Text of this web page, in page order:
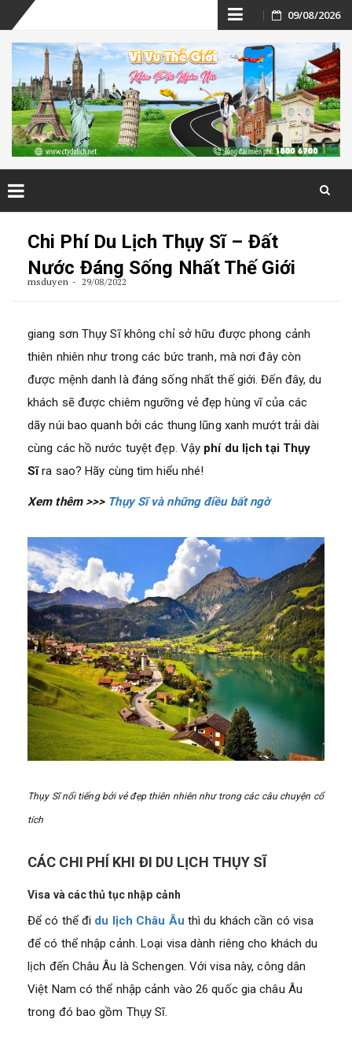
Skip
to
content
09/08/2026
Chi Phí Du Lịch Thụy Sĩ – Đất
Nước Đáng Sống Nhất Thế Giới
msduyen 29/08/2022
giang sơn Thụy Sĩ không chỉ sở hữu được phong cảnh
thiên nhiên như trong các bức tranh, mà nơi đây còn
được mệnh danh là đáng sống nhất thế giới. Đến đây, du
khách sẽ được chiêm ngưỡng vẻ đẹp hùng vĩ của các
dãy núi bao quanh bởi các thung lũng xanh mướt trải dài
cùng các hồ nước tuyệt đẹp. Vậy phí du lịch tại Thụy
Sĩ ra sao? Hãy cùng tìm hiểu nhé!
Xem thêm >>> Thụy Sĩ và những điều bất ngờ
Thụy Sĩ nổi tiếng bởi vẻ đẹp thiên nhiên như trong các câu chuyện cổ
tích
CÁC CHI PHÍ KHI ĐI DU LỊCH THỤY SĨ
Visa và các thủ tục nhập cảnh
Để có thể đi du lịch Châu Âu thì du khách cần có visa
để có thể nhập cảnh. Loại visa dành riêng cho khách du
lịch đến Châu Âu là Schengen. Với visa này, công dân
Việt Nam có thể nhập cảnh vào 26 quốc gia châu Âu
trong đó bao gồm Thụy Sĩ.